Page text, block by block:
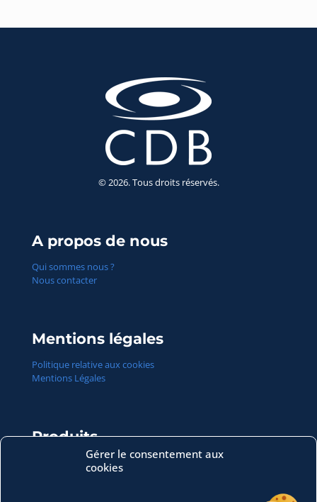
Gérer le consentement aux
cookies
©2026. Tous droits réservés.
A propos de nous
Qui sommes nous ?
Nous contacter
Mentions légales
Politique relative aux cookies
Mentions Légales
Produits
Charges sèches